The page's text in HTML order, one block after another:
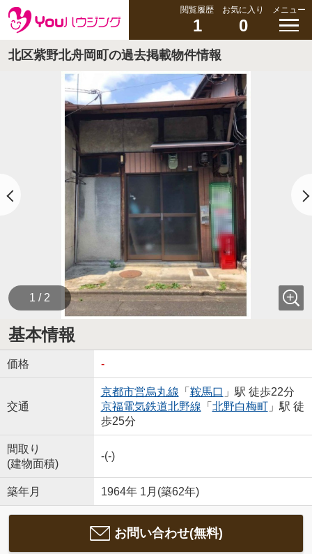
閲覧履歴
1
お気に入り
0
メニュー
北区紫野北舟岡町の過去掲載物件情報
1 / 2
基本情報
価格 -
交通
京都市営烏丸線 「 鞍馬口 」駅 徒歩22分
京福電気鉄道北野線 「 北野白梅町」駅 徒
歩25分
間取り
(建物面積)
-(-)
築年月 1964年 1月(築62年)
お問い合わせ(無料)